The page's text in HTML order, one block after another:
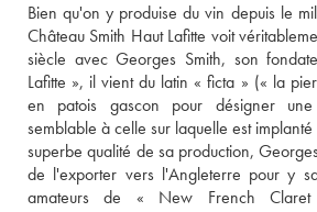
Bien qu'on y produise du vin depuis le
Château Smith Haut Lafitte voit
siècle avec Georges Smith, son
Lafitte », il vient du latin « ficta » (« la
en patois gascon pour désigner
semblable à celle sur laquelle est
superbe qualité de sa production,
de l'exporter vers l'Angleterre pour y
amateurs de « New French Claret